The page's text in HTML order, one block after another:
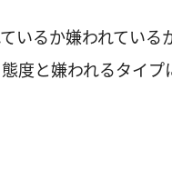
いるか嫌われている
度と嫌われるタイプ